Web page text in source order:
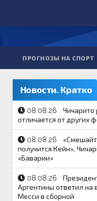
ПРОГНОЗЫ НА СПОРТ
Новости. Кратко
08.08.26
Чичарито
отличается от других
08.08.26
получится Кейн».
«Баварии»
08.08.26
Аргентины ответил на
Месси в сборной